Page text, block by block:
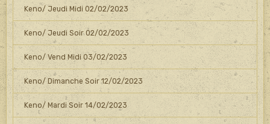
Keno/ Jeudi Midi 02/02/2023
Keno/ Jeudi Soir 02/02/2023
Keno/ Vend Midi 03/02/2023
Keno/ Dimanche Soir 12/02/2023
Keno/ Mardi Soir 14/02/2023